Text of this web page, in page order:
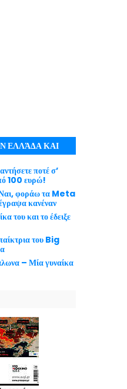
ΕΛΛΆΔΑ ΚΑΙ
ποτέ σ’
100 ευρώ!
φοράω τα Meta
κανέναν
του και το έδειξε
του Big
– Μία γυναίκα